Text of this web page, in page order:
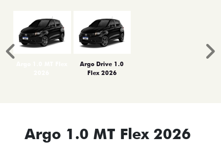
Argo Drive 1.0
Flex 2026
Anterior
Argo 1.0 MT Flex 2026